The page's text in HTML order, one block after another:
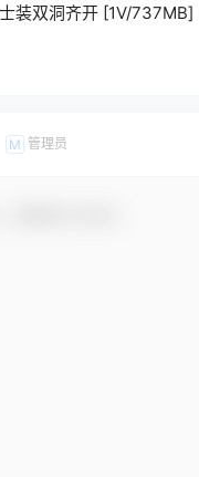
装双洞齐开 [1V/737MB]
M 管理员